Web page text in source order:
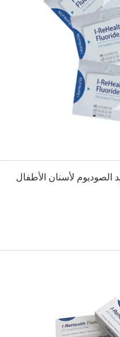
الصوديوم لأسنان الأطفال